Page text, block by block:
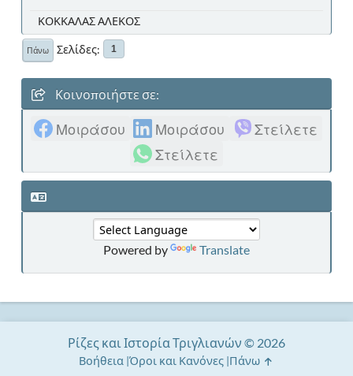
ΚΟΚΚΑΛΑΣ ΑΛΕΚΟΣ
Πάνω Σελίδες 1
Κοινοποιήστε σε:
Μοιράσου Μοιράσου
Στείλετε
Στείλετε
Powered by Translate
Ρίζες και Ιστορία Τριγλιανών © 2026
Βοήθεια Όροι και Κανόνες Πάνω